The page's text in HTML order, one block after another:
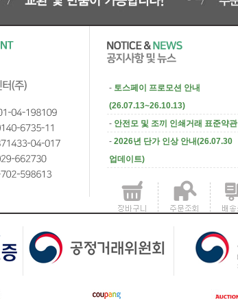
- 토스페이 프로모션 안내
(26.07.13~26.10.13)
- 안전모 및 조끼 인쇄거래 표준약관
- 2026년 단가 인상 안내(26.07.30
업데이트)